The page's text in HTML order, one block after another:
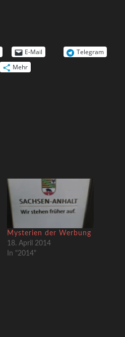
E-Mail
Telegram
Mehr
Mysterien der Werbung
18. April 2014
In "2014"